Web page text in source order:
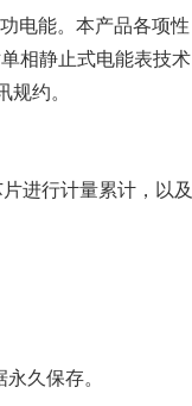
电能。本产品各项性
相静止式电能表技术
约。
进行计量累计，以及
久保存。